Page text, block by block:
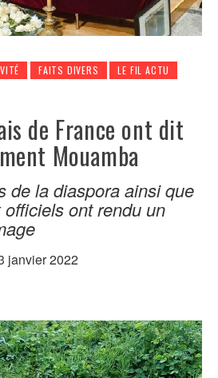
FAITS DIVERS
LE FIL ACTU
de France ont dit
Mouamba
de la diaspora ainsi que
ont rendu un
janvier 2022